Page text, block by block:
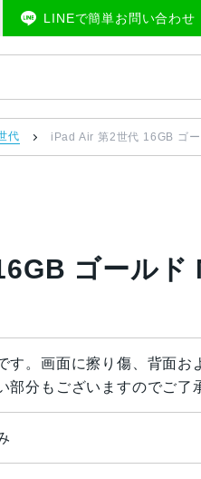
LINEで簡単お問い合わせ
代 iPad Air 第2世代 16GB ゴ
ゴール
す。画面に擦り傷、背面お
部分もございますのでご了